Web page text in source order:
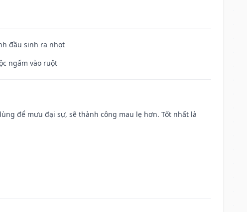
đầu sinh ra nhọt
ngấm vào ruột
để mưu đại sự, sẽ thành công mau lẹ hơn. Tốt nhất là